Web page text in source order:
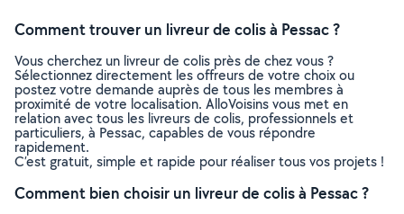
Comment trouver un livreur de colis à Pessac ?
Vous cherchez un livreur de colis près de chez vous ?
Sélectionnez directement les offreurs de votre choix ou
postez votre demande auprès de tous les membres à
proximité de votre localisation. AlloVoisins vous met en
relation avec tous les livreurs de colis, professionnels et
particuliers, à Pessac, capables de vous répondre
rapidement.
C’est gratuit, simple et rapide pour réaliser tous vos projets !
Comment bien choisir un livreur de colis à Pessac ?